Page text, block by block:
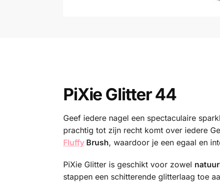
PiXie Glitter 44
Geef iedere nagel een spectaculaire
prachtig tot zijn recht komt over iedere
FluffyBrush, waardoor je een egaal en
PiXie Glitter is geschikt voor zowel
stappen een schitterende glitterlaag toe